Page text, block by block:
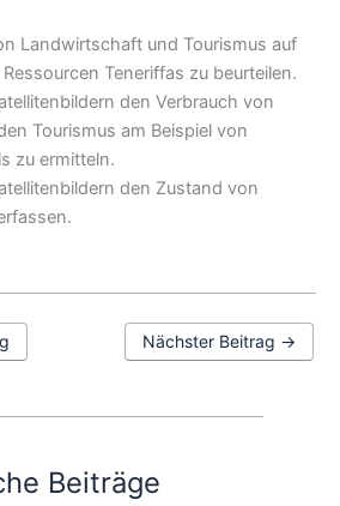
Landwirtschaft und Tourismus auf
Teneriffas zu beurteilen.
den Verbrauch von
Tourismus am Beispiel von
zu ermitteln.
den Zustand von
Nächster Beitrag →
Beiträge